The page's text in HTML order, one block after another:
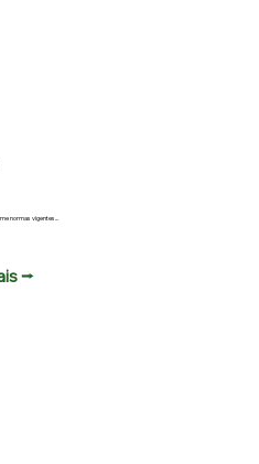
normas vigentes...
⭢